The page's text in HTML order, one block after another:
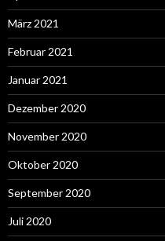
März 2021
Februar 2021
Januar 2021
Dezember 2020
November 2020
Oktober 2020
September 2020
Juli 2020